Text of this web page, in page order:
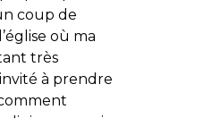
coup de
où ma
très
à prendre